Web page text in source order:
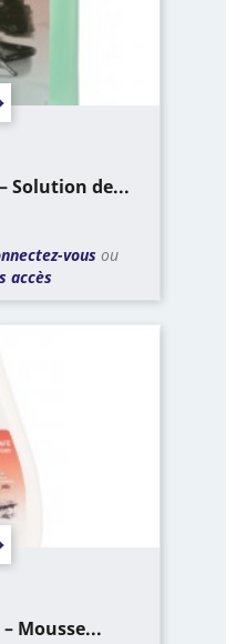
Solution de...
vous ou
accès
Mousse...